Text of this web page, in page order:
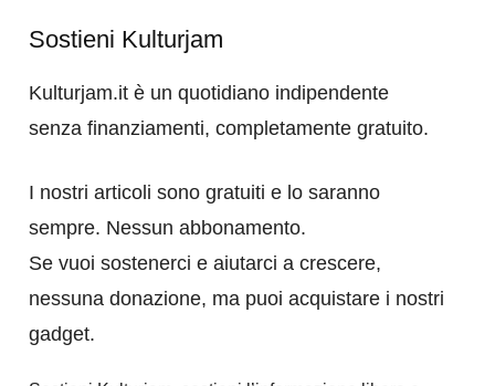
Sostieni Kulturjam
Kulturjam.it è un quotidiano indipendente
senza finanziamenti, completamente gratuito.
I nostri articoli sono gratuiti e lo saranno
sempre. Nessun abbonamento.
Se vuoi sostenerci e aiutarci a crescere,
nessuna donazione, ma puoi acquistare i nostri
gadget.